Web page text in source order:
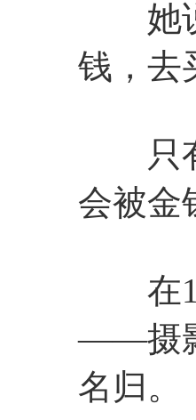
她说
钱，去
只有
会被金
在
——摄
名归。